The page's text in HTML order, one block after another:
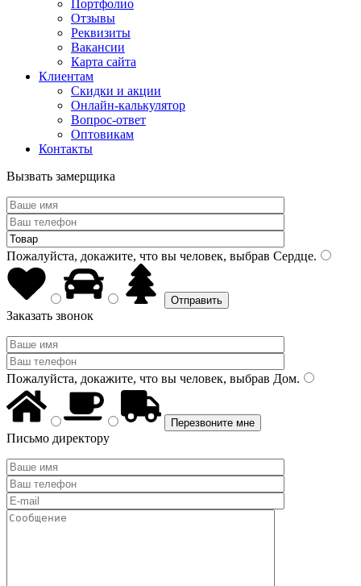
Портфолио
Отзывы
Реквизиты
Вакансии
Карта сайта
Клиентам
Скидки и акции
Онлайн-калькулятор
Вопрос-ответ
Оптовикам
Контакты
Вызвать замерщика
Пожалуйста, докажите, что вы человек, выбрав Сердце.
Заказать звонок
Пожалуйста, докажите, что вы человек, выбрав Дом.
Письмо директору